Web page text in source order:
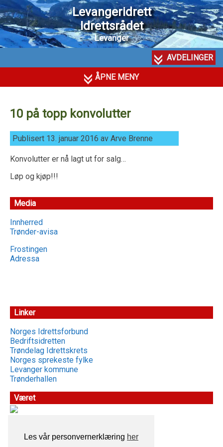
Les vår personvernerklæring her
Levangeridrett
Idrettsrådet
Levanger
AVDELINGER
ÅPNE MENY
10 på topp konvolutter
Publisert 13. januar 2016 av Arve Brenne
Konvolutter er nå lagt ut for salg…
Løp og kjøp!!!
Media
Innherred
Trønder-avisa
Frostingen
Adressa
Linker
Norges Idrettsforbund
Bedriftsidretten
Trøndelag Idrettskrets
Norges sprekeste fylke
Levanger kommune
Trønderhallen
Været